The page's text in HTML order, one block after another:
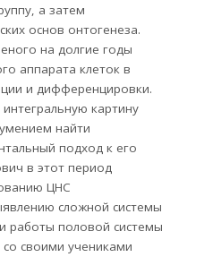
а затем
основ онтогенеза.
на долгие годы
аппарата клеток в
и дифференцировки.
картину
найти
подход к его
в этот период
ЦНС
сложной системы
работы половой системы
своими учениками